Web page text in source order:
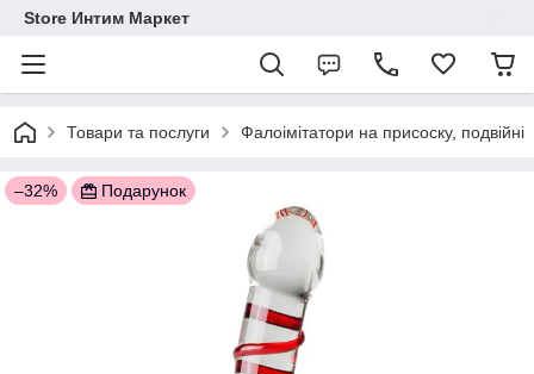
Store Интим Маркет
Товари та послуги Фалоімітатори на присоску, подвійні
–32% Подарунок